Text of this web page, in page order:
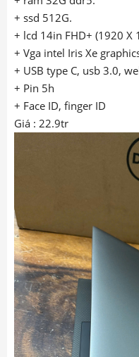
+ ssd 512G.
+ lcd 14in FHD+ (1920 X
+ Vga intel Iris Xe
+ USB type C, usb 3.0,
+ Pin 5h
+ Face ID, finger ID
Giá : 22.9tr